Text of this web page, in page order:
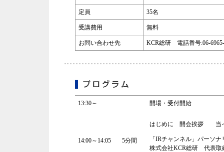
定員 35名
受講費用 無料
お問い合わせ先 KCR総研 電話番号:06-
13:30～ 開場・受付開始
14:00～14:05 5分間
はじめに 開会挨拶 当
「IRチャンネル」パーソナ
株式会社KCR総研 代表取